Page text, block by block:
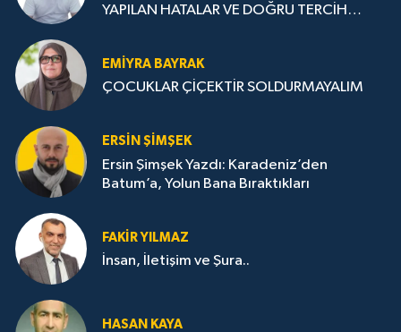
YAPILAN HATALAR VE DOĞRU TERCİH
EMIYRA BAYRAK
ÇOCUKLAR ÇİÇEKTİR SOLDURMAYALIM
ERSIN ŞIMŞEK
Ersin Şimşek Yazdı: Karadeniz’den
Batum’a, Yolun Bana Bıraktıkları
FAKIR YILMAZ
İnsan, İletişim ve Şura..
HASAN KAYA